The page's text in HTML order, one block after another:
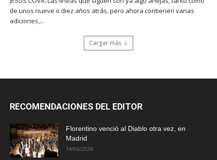
de unos nueve o diez años atrás, pero ahora contienen varias
adiciones,...
Cargar más
RECOMENDACIONES DEL EDITOR
Florentino venció al Diablo otra vez, en
Madrid
14/06/2026